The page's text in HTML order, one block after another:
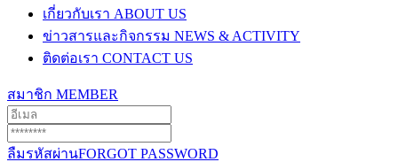
เกี่ยวกับเรา ABOUT US
ข่าวสารและกิจกรรม NEWS & ACTIVITY
ติดต่อเรา CONTACT US
สมาชิก MEMBER
ลืมรหัสผ่านFORGOT PASSWORD